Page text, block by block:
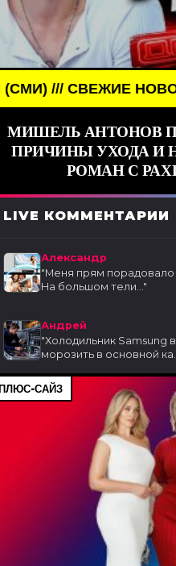
НОВОСТИ ///
МИШЕЛЬ АНТОНОВ
ПРИЧИНЫ УХОДА И
РОМАН С
LIVE КОММЕНТАРИИ
Александр
"Меня прям порадовало
На большом тели..."
Андрей
"Холодильник Samsung
морозить в основной
САЙЗ